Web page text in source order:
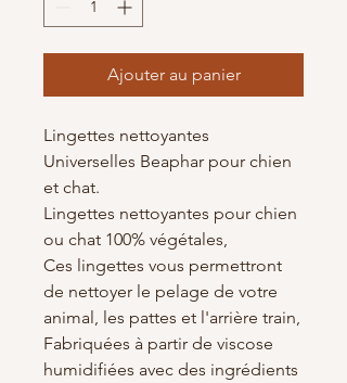
Ajouter au panier
Lingettes nettoyantes
Universelles Beaphar pour chien
et chat.
Lingettes nettoyantes pour chien
ou chat 100% végétales,
Ces lingettes vous permettront
de nettoyer le pelage de votre
animal, les pattes et l'arrière train,
Fabriquées à partir de viscose
humidifiées avec des ingrédients